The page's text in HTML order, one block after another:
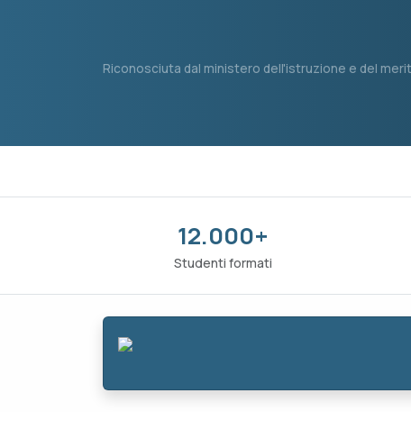
Riconosciuta dal ministero dell'istruzione e del
12.000+
Studenti formati